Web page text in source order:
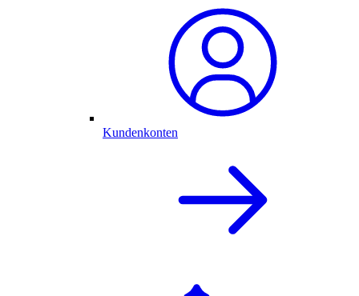
Kundenkonten